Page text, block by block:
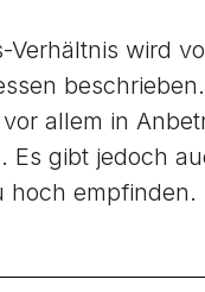
Verhältnis wird
allem in
Es gibt jedoch
hoch empfinden.